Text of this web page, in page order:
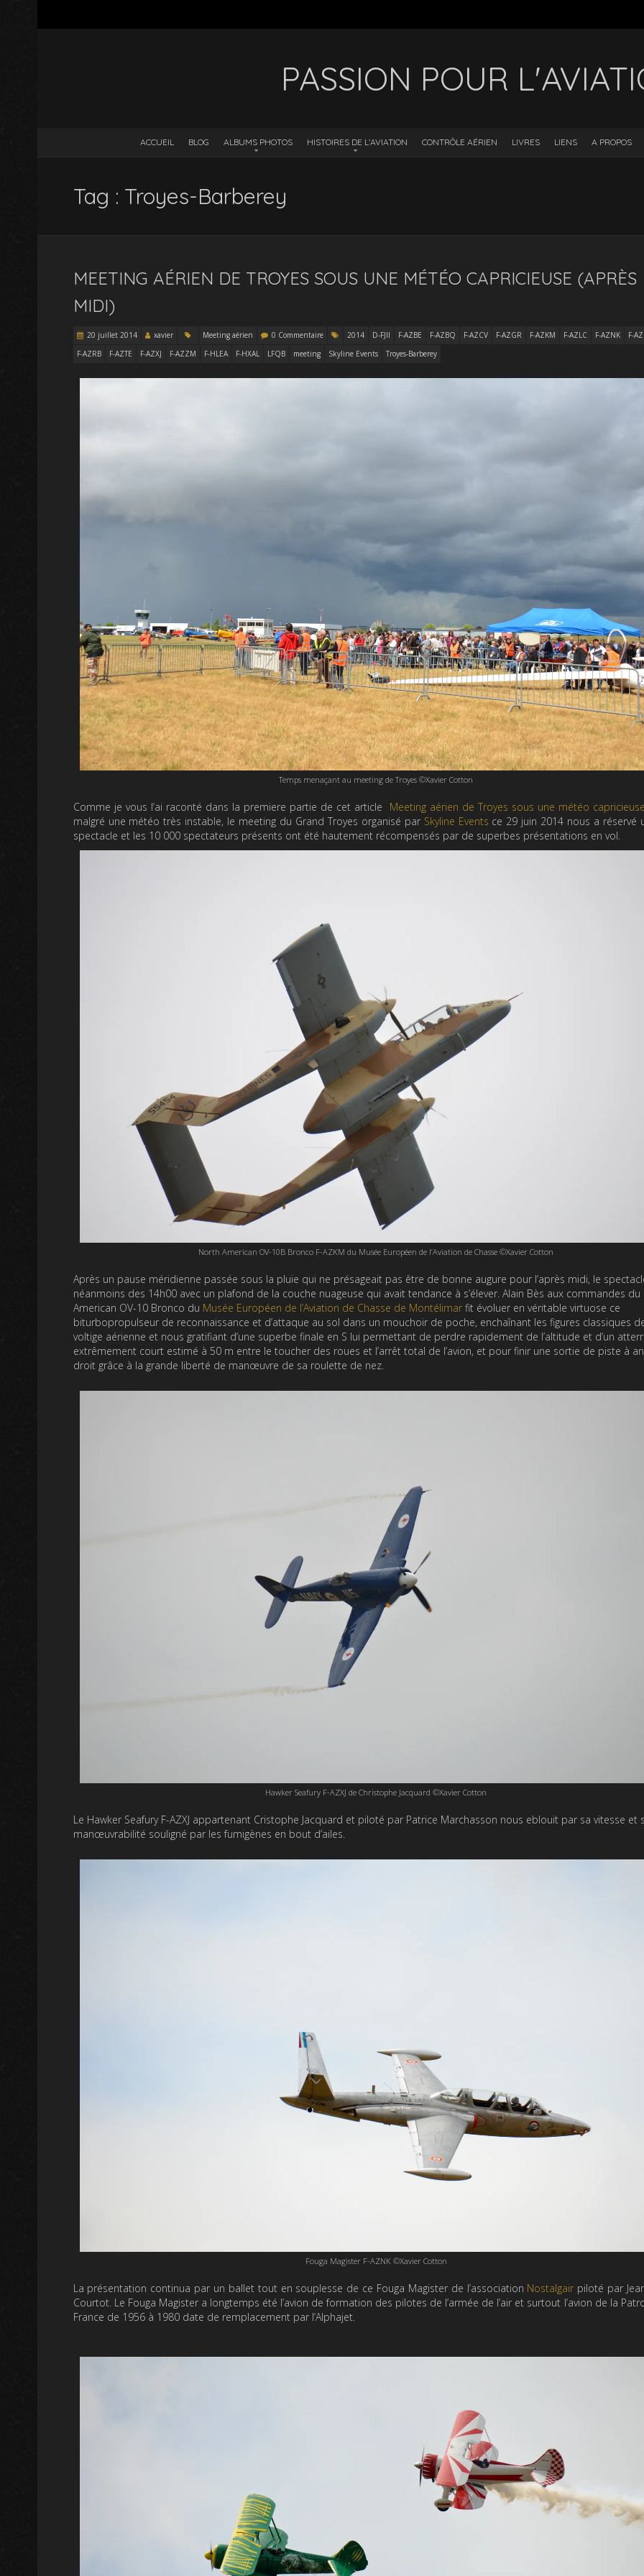
PASSION POUR
ACCUEIL BLOG ALBUMS PHOTOS HISTOIRES DE L’AVIATION CONTRÔLE AÉRIEN LIVRES LIENS A PROPOS
Tag : Troyes-Barberey
MEETING AÉRIEN DE TROYES SOUS UNE MÉTÉO CAPRICIEUSE (APRÈS
MIDI)
20 juillet 2014 xavier Meeting aérien 0 Commentaire 2014 D-FJII F-AZBE F-AZBQ F-AZCV F-AZGR F-AZKM F-AZLC F-AZNK
F-
F-AZRB
F-AZTE F-AZXJ F-AZZM F-HLEA F-HXAL LFQB meeting Skyline Events Troyes-Barberey
Temps menaçant au meeting de Troyes ©Xavier Cotton
Comme je vous l’ai raconté dans la premiere partie de cet article Meeting aérien de Troyes sous une météo
malgré une météo très instable, le meeting du Grand Troyes organisé par Skyline Events ce 29 juin 2014 nous a réservé
spectacle et les 10 000 spectateurs présents ont été hautement récompensés par de superbes présentations en vol.
North American OV-10B Bronco F-AZKM du Musée Européen de l’Aviation de Chasse ©Xavier Cotton
Après un pause méridienne passée sous la pluie qui ne présageait pas être de bonne augure pour l’après midi, le
néanmoins des 14h00 avec un plafond de la couche nuageuse qui avait tendance à s’élever. Alain Bès aux commandes
American OV-10 Bronco du Musée Européen de l’Aviation de Chasse de Montélimarfit évoluer en véritable virtuose ce
biturbopropulseur de reconnaissance et d’attaque au sol dans un mouchoir de poche, enchaînant les figures classiques
voltige aérienne et nous gratifiant d’une superbe finale en S lui permettant de perdre rapidement de l’altitude et d’un
extrêmement court estimé à 50 m entre le toucher des roues et l’arrêt total de l’avion, et pour finir une sortie de piste à
droit grâce à la grande liberté de manœuvre de sa roulette de nez.
Hawker Seafury F-AZXJ de Christophe Jacquard ©Xavier Cotton
Le Hawker Seafury F-AZXJ appartenant Cristophe Jacquard et piloté par Patrice Marchasson nous eblouit par sa vitesse et
manœuvrabilité souligné par les fumigènes en bout d’ailes.
Fouga Magister F-AZNK ©Xavier Cotton
La présentation continua par un ballet tout en souplesse de ce Fouga Magister de l’association Nostalgair piloté par
Courtot. Le Fouga Magister a longtemps été l’avion de formation des pilotes de l’armée de l’air et surtout l’avion de la
France de 1956 à 1980 date de remplacement par l’Alphajet.